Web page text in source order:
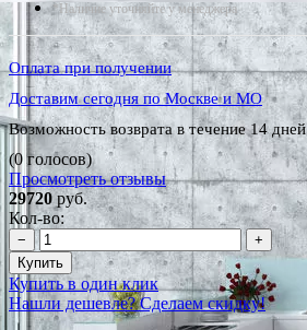
*Наличие уточняйте у менеджера
Оплата при получении
Доставим сегодня по Москве и МО
Возможность возврата в течение 14 дней
(0 голосов)
Просмотреть отзывы
29720руб.
Кол-во:
−
+
Купить
Купить в один клик
Нашли дешевле? Сделаем скидку!